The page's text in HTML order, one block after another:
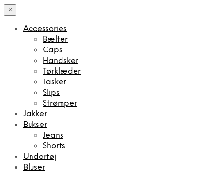
×
Accessories
Bælter
Caps
Handsker
Tørklæder
Tasker
Slips
Strømper
Jakker
Bukser
Jeans
Shorts
Undertøj
Bluser